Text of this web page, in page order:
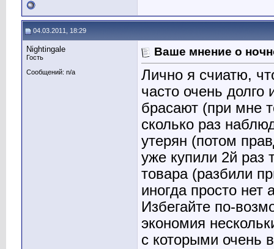
04.03.2011, 18:29
Nightingale
Гость
Сообщений: n/a
Ваше мнение о
Лично я счиатю,
часто очень долго
брасают (при мне
сколько раз
утерян (потом
уже купили 2й раз
товара (разбили
иногда просто нет
Избегайте по-
экономия
с которыми очень